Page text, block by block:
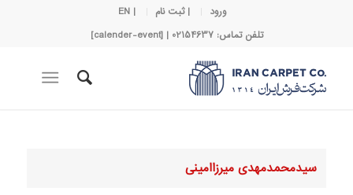
ورود | ثبت نام
| EN
تلفن تماس: 02154637 | [calender-event]
سیدمحمدمهدی میرزاامینی